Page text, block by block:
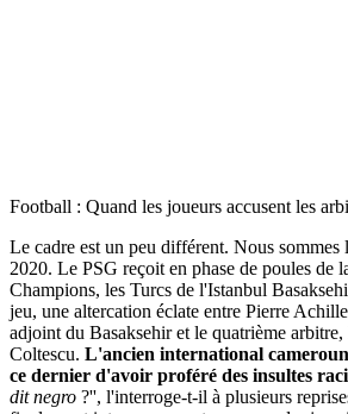
Football : Quand les joueurs accusent les
Le cadre est un peu différent. Nous sommes
2020. Le PSG reçoit en phase de poules de
Champions, les Turcs de l'Istanbul
jeu, une altercation éclate entre Pierre
adjoint du Basaksehir et le quatrième
Coltescu. L'ancien international
ce dernier d'avoir proféré des insultes
dit negro ?'', l'interroge-t-il à plusieurs